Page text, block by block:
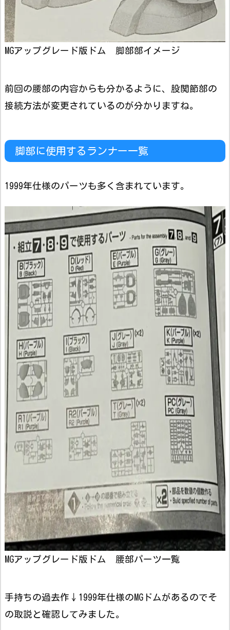
MGアップグレード版ドム 脚部部イメージ
前回の腰部の内容からも分かるように、股関節部の
接続方法が変更されているのが分かりますね。
脚部に使用するランナー一覧
1999年仕様のパーツも多く含まれています。
MGアップグレード版ドム 腰部パーツ一覧
手持ちの過去作↓1999年仕様のMGドムがあるのでそ
の取説と確認してみました。